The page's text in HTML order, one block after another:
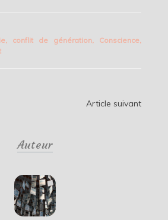
, conflit de génération Conscience
Article suivant
Auteur